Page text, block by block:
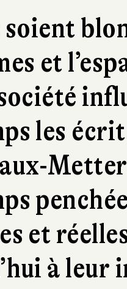
soient
et
les
et
à leur